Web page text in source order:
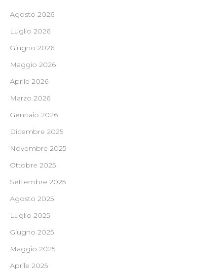
Agosto 2026
Luglio 2026
Giugno 2026
Maggio 2026
Aprile 2026
Marzo 2026
Gennaio 2026
Dicembre 2025
Novembre 2025
Ottobre 2025
Settembre 2025
Agosto 2025
Luglio 2025
Giugno 2025
Maggio 2025
Aprile 2025